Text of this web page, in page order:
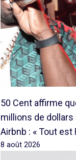
50 Cent affirme
millions de dollars
Airbnb : « Tout est
8 août 2026